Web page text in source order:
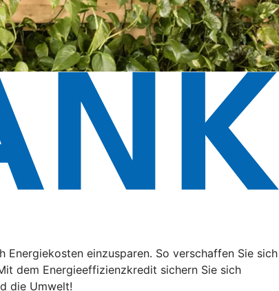
Energiekosten einzusparen. So verschaffen Sie sich
dem Energieeffizienzkredit sichern Sie sich
die Umwelt!